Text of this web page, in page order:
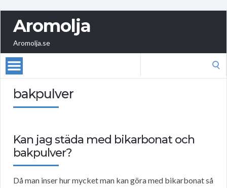
Aromolja
Aromolja.se
bakpulver
Kan jag städa med bikarbonat och
bakpulver?
Då man inser hur mycket man kan göra med bikarbonat så